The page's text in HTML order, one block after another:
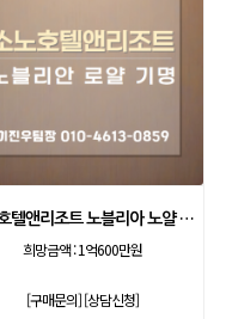
[소노호텔앤리조트 노블리아 노얄 등기제 기명]
희망금액 :1억600만원
[구매문의][상담신청]